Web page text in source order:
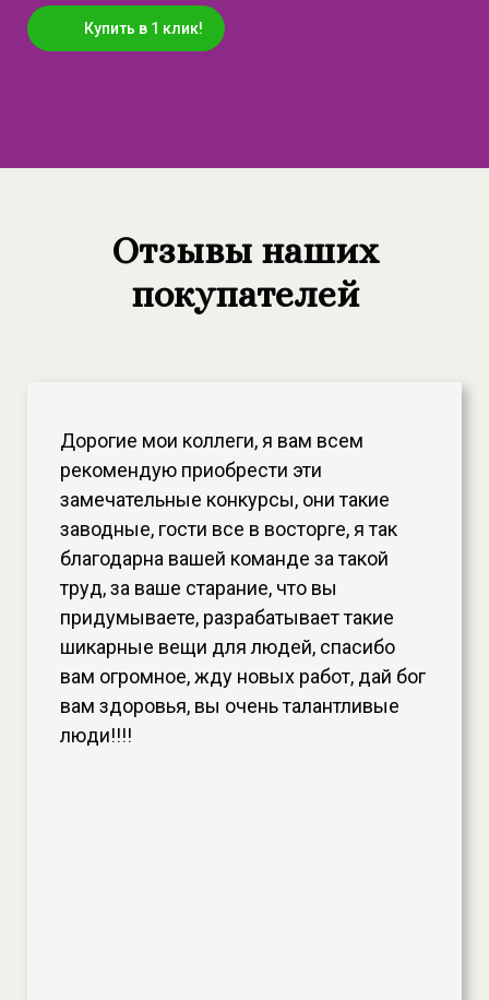
Купить в 1 клик!
Отзывы наших
покупателей
Дорогие мои коллеги, я вам всем
рекомендую приобрести эти
замечательные конкурсы, они такие
заводные, гости все в восторге, я так
благодарна вашей команде за такой
труд, за ваше старание, что вы
придумываете, разрабатывает такие
шикарные вещи для людей, спасибо
вам огромное, жду новых работ, дай бог
вам здоровья, вы очень талантливые
люди!!!!